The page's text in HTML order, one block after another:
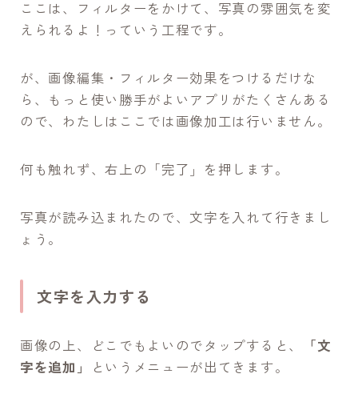
ここは、フィルターをかけて、写真の雰囲気を変
えられるよ！っていう工程です。
が、画像編集・フィルター効果をつけるだけな
ら、もっと使い勝手がよいアプリがたくさんある
ので、わたしはここでは画像加工は行いません。
何も触れず、右上の「完了」を押します。
写真が読み込まれたので、文字を入れて行きまし
ょう。
文字を入力する
画像の上、どこでもよいのでタップすると、
「文
字を追加」
というメニューが出てきます。